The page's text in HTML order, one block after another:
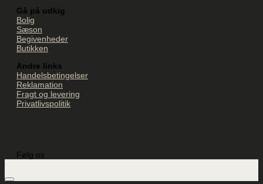
Gå på udkig
Bolig
Sæson
Begivenheder
Butikken
Andre links
Handelsbetingelser
Reklamation
Fragt og levering
Privatlivspolitik
Følg os